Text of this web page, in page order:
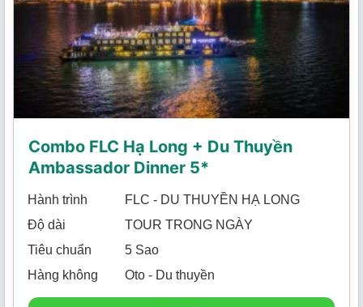
Combo FLC Hạ Long + Du Thuyền
Ambassador Dinner 5*
Hành trình
FLC - DU THUYỀN HẠ LONG
Độ dài
TOUR TRONG NGÀY
Tiêu chuẩn
5 Sao
Hàng không
Oto - Du thuyền